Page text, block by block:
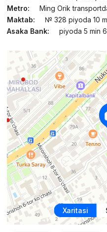
Metro:
Ming Orik
Maktab:
№ 328 piyoda 10
Asaka Bank:
piyoda 5 min
Xaritasi